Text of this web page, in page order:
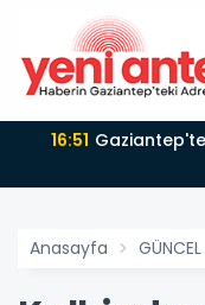
16:51
Anasayfa GÜNCEL